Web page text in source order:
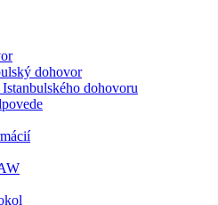
dohovor
dohovoru